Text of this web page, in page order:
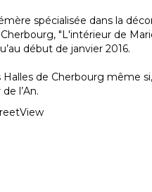
spécialisée dans la
"L'intérieur de
début de janvier 2016.
Halles de Cherbourg même
l’An.